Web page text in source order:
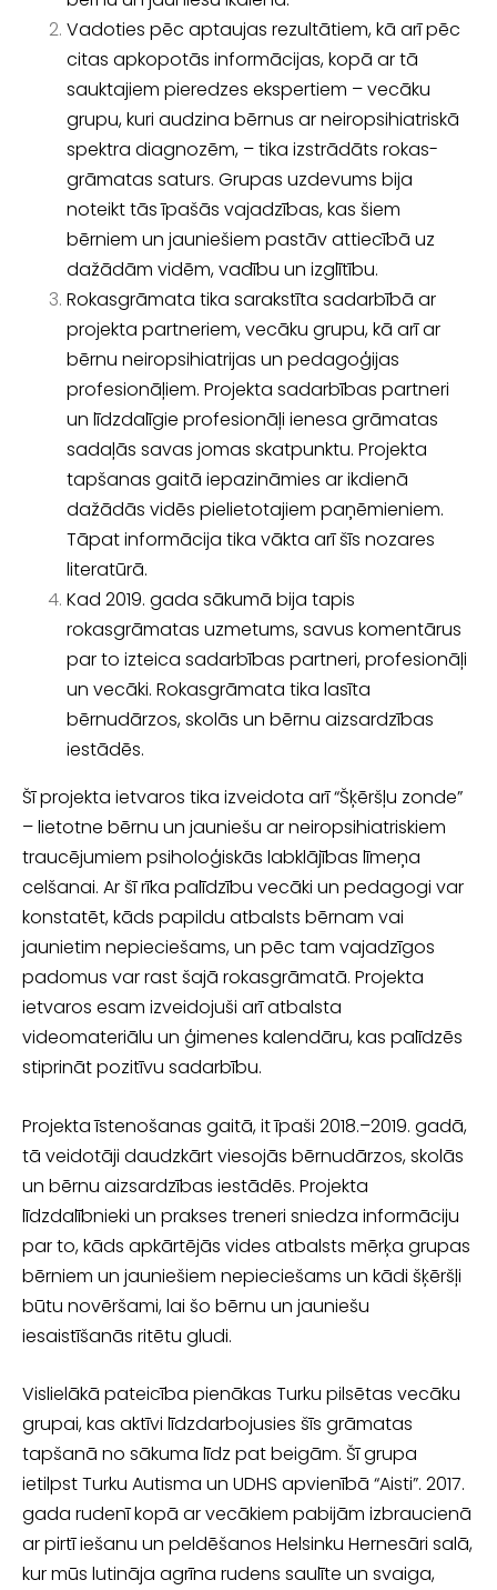
Vadoties pēc aptaujas rezultātiem, kā arī pēc
citas apkopotās informācijas, kopā ar tā
sauktajiem pieredzes ekspertiem – vecāku
grupu, kuri audzina bērnus ar neiropsihiatriskā
spektra diagnozēm, – tika izstrādāts rokas­
grāmatas saturs. Grupas uzdevums bija
noteikt tās īpašās vajadzības, kas šiem
bērniem un jauniešiem pastāv attiecībā uz
dažādām vidēm, vadību un izglītību.
Rokasgrāmata tika sarakstīta sadarbībā ar
projekta partneriem, vecāku gru­pu, kā arī ar
bērnu neiropsihiatrijas un pedagoģijas
profesionāļiem. Projekta sadarbības partneri
un līdzdalīgie profesionāļi ienesa grāmatas
sadaļās savas jomas skatpunktu. Projekta
tapšanas gaitā iepazināmies ar ikdienā
dažādās vidēs pielietotajiem paņēmieniem.
Tāpat informācija tika vākta arī šīs noza­res
literatūrā.
Kad 2019. gada sākumā bija tapis
rokasgrāmatas uzmetums, savus komentā­rus
par to izteica sadarbības partneri, profesionāļi
un vecāki. Rokasgrāmata tika lasīta
bērnudārzos, skolās un bērnu aizsardzības
iestādēs.
Šī projekta ietvaros tika izveidota arī “Šķēršļu zonde”
– lietotne bērnu un jauniešu ar neiropsihiatriskiem
traucējumiem psiholoģiskās labklājības līmeņa
celšanai. Ar šī rīka palīdzību vecāki un pedagogi var
konstatēt, kāds papildu atbalsts bēr­nam vai
jaunietim nepieciešams, un pēc tam vajadzīgos
padomus var rast šajā rokasgrāmatā. Projekta
ietvaros esam izveidojuši arī atbalsta
videomateriālu un ģimenes kalendāru, kas palīdzēs
stiprināt pozitīvu sadarbību.
Projekta īstenošanas gaitā, it īpaši 2018.–2019. gadā,
tā veidotāji daudzkārt vieso­jās bērnudārzos, skolās
un bērnu aizsardzības iestādēs. Projekta
līdzdalībnieki un prakses treneri sniedza informāciju
par to, kāds apkārtējās vides atbalsts mērķa grupas
bērniem un jauniešiem nepieciešams un kādi šķēršļi
būtu novēršami, lai šo bērnu un jauniešu
iesaistīšanās ritētu gludi.
Vislielākā pateicība pienākas Turku pilsētas vecāku
grupai, kas aktīvi līdzdar­bojusies šīs grāmatas
tapšanā no sākuma līdz pat beigām. Šī grupa
ietilpst Turku Autisma un UDHS apvienībā “Aisti”. 2017.
gada rudenī kopā ar vecākiem pabi­jām izbraucienā
ar pirtī iešanu un peldēšanos Helsinku Hernesāri salā,
kur mūs lutināja agrīna rudens saulīte un svaiga,